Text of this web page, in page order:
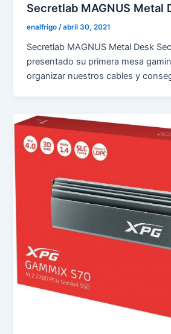
Secretlab MAGNUS Metal
enalfrigo/abril 30, 2021
Secretlab MAGNUS Metal Desk
presentado su primera mesa
organizar nuestros cables y